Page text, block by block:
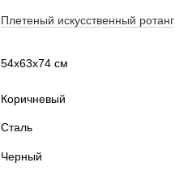
Плетеный искусственный ротанг
54х63х74 см
Коричневый
Сталь
Черный